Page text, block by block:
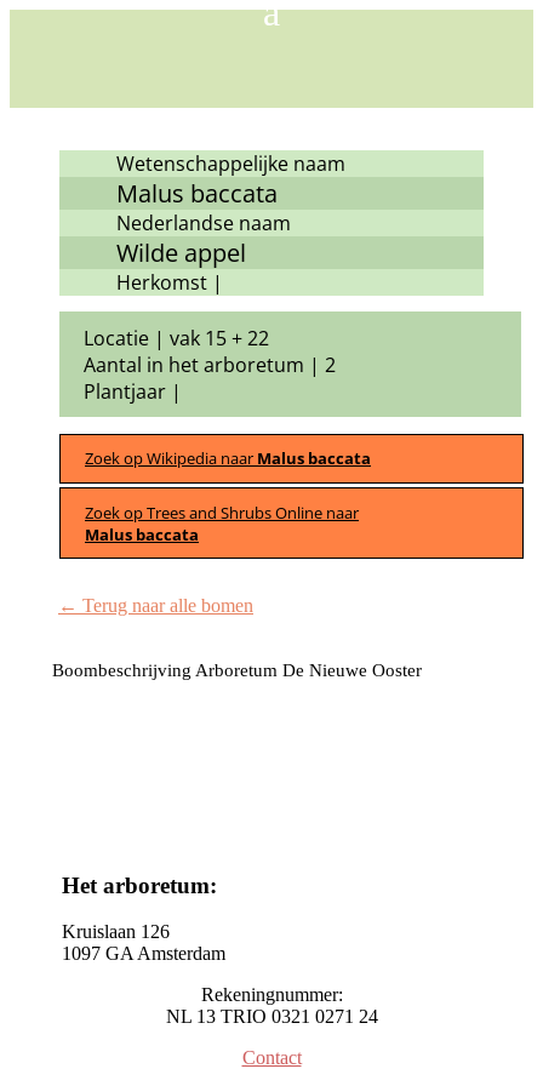
Wetenschappelijke naam
Malus baccata
Nederlandse naam
Wilde appel
Herkomst |
Locatie | vak 15 + 22
Aantal in het arboretum | 2
Plantjaar |
Zoek op Wikipedia naar Malus baccata
Zoek op Trees and Shrubs Online naar
Malus baccata
← Terug naar alle bomen
Boombeschrijving Arboretum De Nieuwe Ooster
Het arboretum:
Kruislaan 126
1097 GA Amsterdam
Rekeningnummer:
NL 13 TRIO 0321 0271 24
Contact